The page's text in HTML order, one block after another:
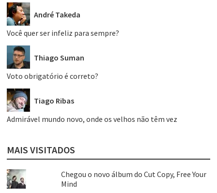
André Takeda
Você quer ser infeliz para sempre?
Thiago Suman
Voto obrigatório é correto?
Tiago Ribas
Admirável mundo novo, onde os velhos não têm vez
MAIS VISITADOS
Chegou o novo álbum do Cut Copy, Free Your
Mind